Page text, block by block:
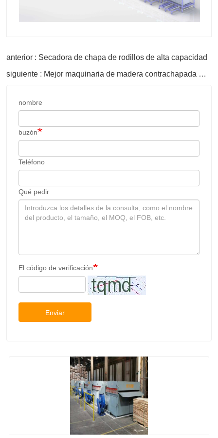
anterior : Secadora de chapa de rodillos de alta capacidad
siguiente : Mejor maquinaria de madera contrachapada CE Máquina de secador de chapa de madera automática
nombre
buzón
Teléfono
Qué pedir
El código de verificación
Enviar